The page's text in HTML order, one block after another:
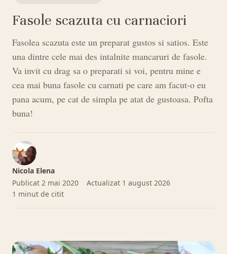
Fasole scazuta cu carnaciori
Fasolea scazuta este un preparat gustos si satios. Este
una dintre cele mai des intalnite mancaruri de fasole.
Va invit cu drag sa o preparati si voi, pentru mine e
cea mai buna fasole cu carnati pe care am facut-o eu
pana acum, pe cat de simpla pe atat de gustoasa. Pofta
buna!
Nicola Elena
Publicat 2 mai 2020 Actualizat 1 august 2026
1 minut de citit